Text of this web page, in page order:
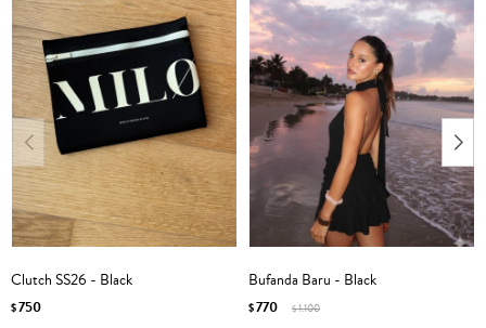
Clutch SS26 - Black
$750
Bufanda Baru - Black
$770 $1.100